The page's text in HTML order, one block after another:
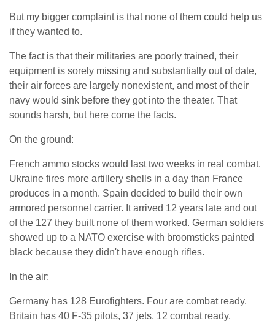
But my bigger complaint is that none of them could help us
if they wanted to.
The fact is that their militaries are poorly trained, their
equipment is sorely missing and substantially out of date,
their air forces are largely nonexistent, and most of their
navy would sink before they got into the theater. That
sounds harsh, but here come the facts.
On the ground:
French ammo stocks would last two weeks in real combat.
Ukraine fires more artillery shells in a day than France
produces in a month. Spain decided to build their own
armored personnel carrier. It arrived 12 years late and out
of the 127 they built none of them worked. German soldiers
showed up to a NATO exercise with broomsticks painted
black because they didn't have enough rifles.
In the air:
Germany has 128 Eurofighters. Four are combat ready.
Britain has 40 F-35 pilots, 37 jets, 12 combat ready.